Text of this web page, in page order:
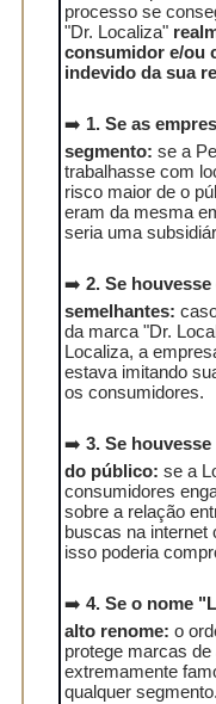
processo se
"Dr. Localiza"
consumidor e/ou
indevido da sua
➡️ 1. Se as
segmento: se a
trabalhasse com
risco maior de o
eram da mesma
seria uma
➡️ 2. Se
semelhantes:
da marca "Dr.
Localiza, a
estava imitando
os consumidores.
➡️ 3. Se
do público: se a
consumidores
sobre a relação
buscas na internet
isso poderia
➡️ 4. Se o nome
alto renome: o
protege marcas
extremamente
qualquer segmento.